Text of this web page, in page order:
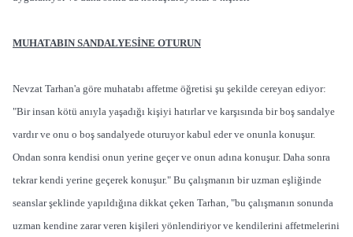
MUHATABIN SANDALYESİNE OTURUN
Nevzat Tarhan'a göre muhatabı affetme öğretisi şu şekilde cereyan ediyor:
"Bir insan kötü anıyla yaşadığı kişiyi hatırlar ve karşısında bir boş sandalye
vardır ve onu o boş sandalyede oturuyor kabul eder ve onunla konuşur.
Ondan sonra kendisi onun yerine geçer ve onun adına konuşur. Daha sonra
tekrar kendi yerine geçerek konuşur." Bu çalışmanın bir uzman eşliğinde
seanslar şeklinde yapıldığına dikkat çeken Tarhan, "bu çalışmanın sonunda
uzman kendine zarar veren kişileri yönlendiriyor ve kendilerini affetmelerini